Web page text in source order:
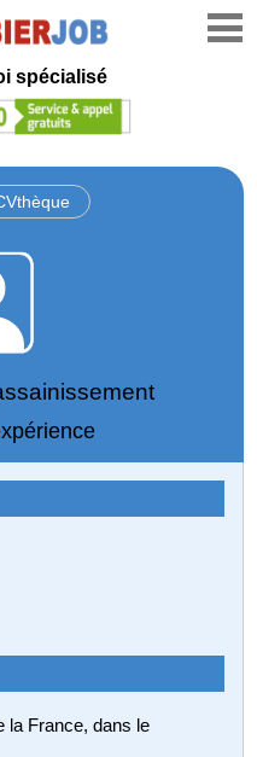
spécialisé
la France, dans le